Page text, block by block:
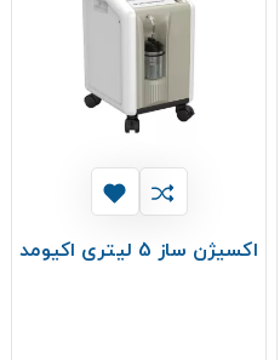
اکسیژن ساز 5 لیتری اکیومد